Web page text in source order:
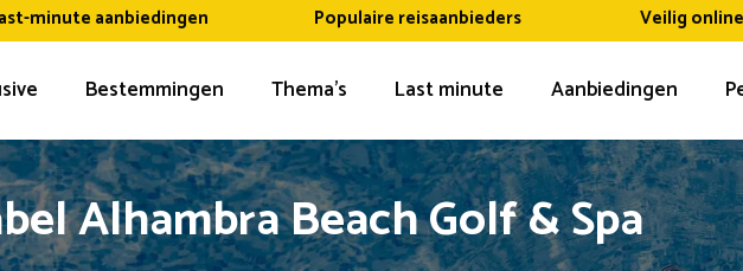
minute aanbiedingen Populaire reisaanbieders Veilig
Bestemmingen Thema’s Last minute Aanbiedingen
Alhambra Beach Golf & Spa